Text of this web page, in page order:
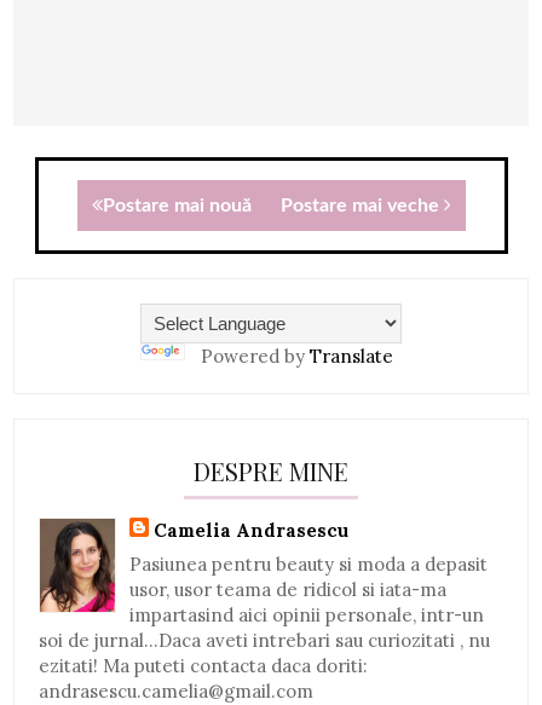
Postare mai nouă Postare mai veche
Powered by Translate
DESPRE MINE
Camelia Andrasescu
Pasiunea pentru beauty si moda a depasit
usor, usor teama de ridicol si iata-ma
impartasind aici opinii personale, intr-un
soi de jurnal...Daca aveti intrebari sau curiozitati , nu
ezitati! Ma puteti contacta daca doriti:
andrasescu.camelia@gmail.com